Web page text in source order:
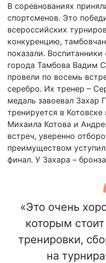
В соревнованиях
спортсменов. Это
всероссийских
конкуренцию,
показали.
города Тамбова Вадим
провели по восемь
серебро. Их тренер –
медаль завоевал Захар
тренируется в
Михаила Котова и
встреч, уверенно
преимуществом
финал. У Захара –
«Это очень
которым
тренировки,
на